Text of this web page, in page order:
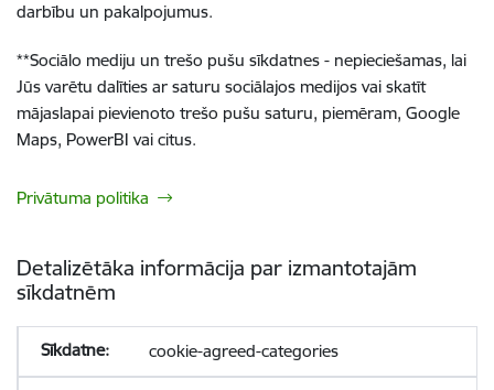
darbību un pakalpojumus.
**Sociālo mediju un trešo pušu sīkdatnes - nepieciešamas, lai
Jūs varētu dalīties ar saturu sociālajos medijos vai skatīt
mājaslapai pievienoto trešo pušu saturu, piemēram, Google
Maps, PowerBI vai citus.
Privātuma politika
Detalizētāka informācija par izmantotajām
sīkdatnēm
cookie-agreed-categories